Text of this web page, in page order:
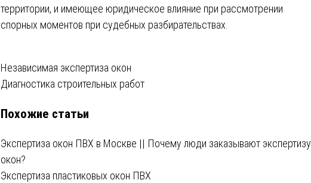
территории, и имеющее юридическое влияние при рассмотрении
спорных моментов при судебных разбирательствах.
Навигация
по
записям
Независимая экспертиза окон
Диагностика строительных работ
Похожие статьи
Экспертиза окон ПВХ в Москве || Почему люди заказывают экспертизу
окон?
Экспертиза пластиковых окон ПВХ